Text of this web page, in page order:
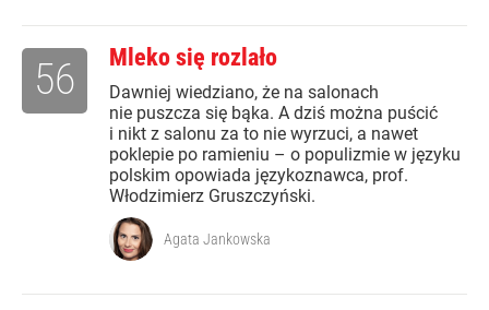
Mleko się rozlało
Dawniej wiedziano, że na salonach
nie puszcza się bąka. A dziś można puścić
i nikt z salonu za to nie wyrzuci, a nawet
poklepie po ramieniu – o populizmie w języku
polskim opowiada językoznawca, prof.
Włodzimierz Gruszczyński.
56
Agata Jankowska